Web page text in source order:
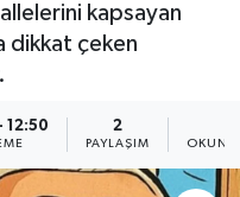
kapsayan
dikkat çeken
12:50 2
PAYLAŞIM